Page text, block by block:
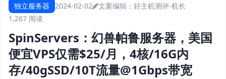
独立服务器 2024-02-02
文案编辑：好主机测评-机长
1,267 阅读
SpinServers：幻兽帕鲁服务器，美国
便宜VPS仅需$25/月，4核/16G内
存/40gSSD/10T流量@1Gbps带宽